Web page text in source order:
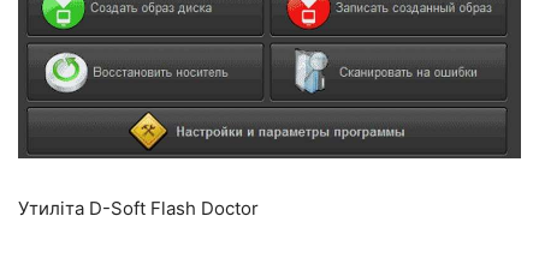
Утиліта D-Soft Flash Doctor